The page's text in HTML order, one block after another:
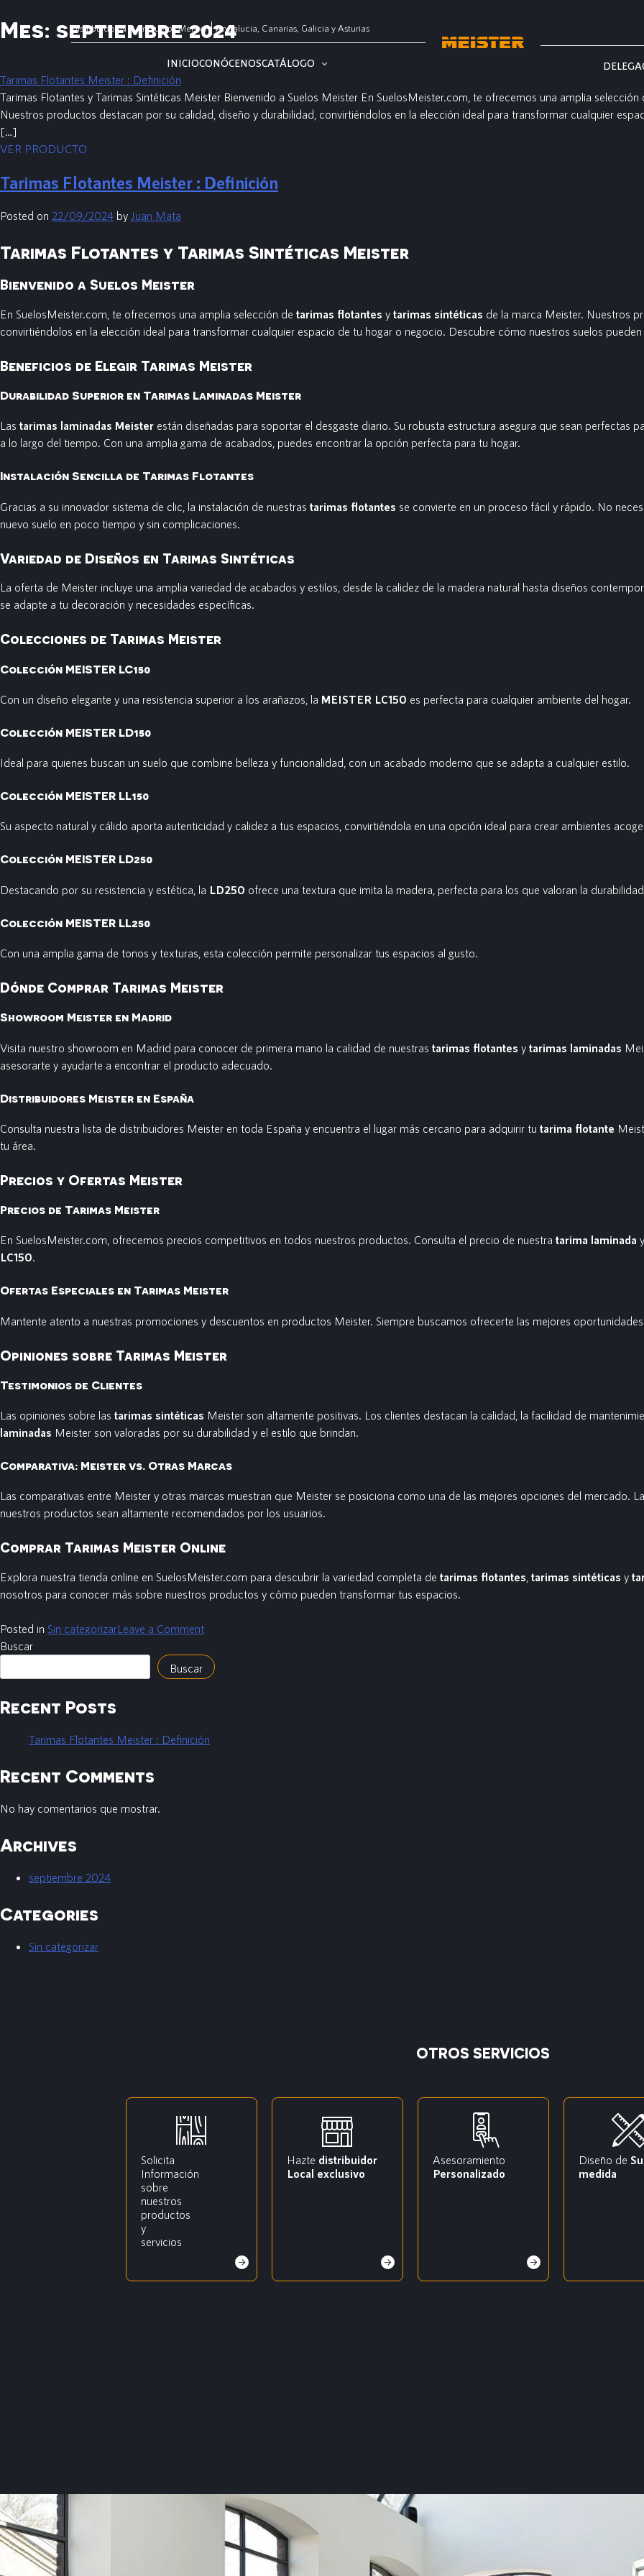
Distribuidor Nº1 en Suelos Meister Andalucia, Canarias, Galicia y Asturias
INICIOCONÓCENOSCATÁLOGO
Mes: septiembre 2024
Tarimas Flotantes Meister : Definición
Tarimas Flotantes y Tarimas Sintéticas Meister Bienvenido a Suelos Meister En SuelosMeister.com, te ofrecemos una amplia
Nuestros productos destacan por su calidad, diseño y durabilidad, convirtiéndolos en la elección ideal para transformar cualquier
[…]
VER PRODUCTO
Tarimas Flotantes Meister : Definición
Posted on 22/09/2024 by Juan Mata
Tarimas Flotantes y Tarimas Sintéticas Meister
Bienvenido a Suelos Meister
En SuelosMeister.com, te ofrecemos una amplia selección de tarimas flotantes y tarimas sintéticas de la marca Meister. Nuestros
convirtiéndolos en la elección ideal para transformar cualquier espacio de tu hogar o negocio. Descubre cómo nuestros suelos
Beneficios de Elegir Tarimas Meister
Durabilidad Superior en Tarimas Laminadas Meister
Las tarimas laminadas Meister están diseñadas para soportar el desgaste diario. Su robusta estructura asegura que sean perfectas
a lo largo del tiempo. Con una amplia gama de acabados, puedes encontrar la opción perfecta para tu hogar.
Instalación Sencilla de Tarimas Flotantes
Gracias a su innovador sistema de clic, la instalación de nuestras tarimas flotantes se convierte en un proceso fácil y rápido. No
nuevo suelo en poco tiempo y sin complicaciones.
Variedad de Diseños en Tarimas Sintéticas
La oferta de Meister incluye una amplia variedad de acabados y estilos, desde la calidez de la madera natural hasta diseños
se adapte a tu decoración y necesidades específicas.
Colecciones de Tarimas Meister
Colección MEISTER LC150
Con un diseño elegante y una resistencia superior a los arañazos, la MEISTER LC150 es perfecta para cualquier ambiente del hogar.
Colección MEISTER LD150
Ideal para quienes buscan un suelo que combine belleza y funcionalidad, con un acabado moderno que se adapta a cualquier estilo.
Colección MEISTER LL150
Su aspecto natural y cálido aporta autenticidad y calidez a tus espacios, convirtiéndola en una opción ideal para crear ambientes
Colección MEISTER LD250
Destacando por su resistencia y estética, la LD250 ofrece una textura que imita la madera, perfecta para los que valoran la durabilidad.
Colección MEISTER LL250
Con una amplia gama de tonos y texturas, esta colección permite personalizar tus espacios al gusto.
Dónde Comprar Tarimas Meister
Showroom Meister en Madrid
Visita nuestro showroom en Madrid para conocer de primera mano la calidad de nuestras tarimas flotantes y tarimas laminadas
asesorarte y ayudarte a encontrar el producto adecuado.
Distribuidores Meister en España
Consulta nuestra lista de distribuidores Meister en toda España y encuentra el lugar más cercano para adquirir tu tarima flotante
tu área.
Precios y Ofertas Meister
Precios de Tarimas Meister
En SuelosMeister.com, ofrecemos precios competitivos en todos nuestros productos. Consulta el precio de nuestra tarima laminada
LC150.
Ofertas Especiales en Tarimas Meister
Mantente atento a nuestras promociones y descuentos en productos Meister. Siempre buscamos ofrecerte las mejores
Opiniones sobre Tarimas Meister
Testimonios de Clientes
Las opiniones sobre las tarimas sintéticas Meister son altamente positivas. Los clientes destacan la calidad, la facilidad de
laminadas Meister son valoradas por su durabilidad y el estilo que brindan.
Comparativa: Meister vs. Otras Marcas
Las comparativas entre Meister y otras marcas muestran que Meister se posiciona como una de las mejores opciones del mercado.
nuestros productos sean altamente recomendados por los usuarios.
Comprar Tarimas Meister Online
Explora nuestra tienda online en SuelosMeister.com para descubrir la variedad completa de tarimas flotantes tarimas sintéticas y
nosotros para conocer más sobre nuestros productos y cómo pueden transformar tus espacios.
Posted in Sin categorizarLeave a Comment
Buscar
Buscar
Recent Posts
Tarimas Flotantes Meister : Definición
Recent Comments
No hay comentarios que mostrar.
Archives
septiembre 2024
Categories
Sin categorizar
OTROS SERVICIOS
Solicita
Información
sobre
nuestros
productos
y
servicios
Hazte distribuidor
Local exclusivo
Asesoramiento
Personalizado
Diseño de
medida